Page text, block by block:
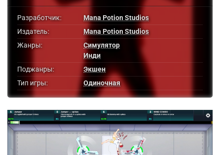
Разработчик:
Mana Potion Studios
Издатель:
Mana Potion Studios
Жанры:
Симулятор
Инди
Поджанры:
Экшен
Тип игры:
Одиночная